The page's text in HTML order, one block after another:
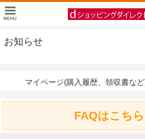
お知らせ
マイページ(購入履歴、領収書な
FAQはこちら